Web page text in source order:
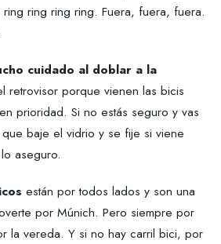
ring ring ring. Fuera, fuera, fuera.
cuidado al doblar a la
retrovisor porque vienen las bicis
prioridad. Si no estás seguro y vas
baje el vidrio y se fije si viene
aseguro.
están por todos lados y son una
por Múnich. Pero siempre por
la vereda. Y si no hay carril bici, por